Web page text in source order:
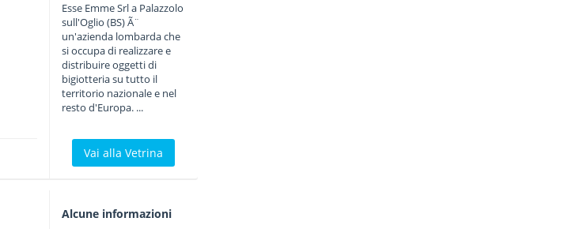
Esse Emme Srl a Palazzolo
sull'Oglio (BS) Ã¨
un'azienda lombarda che
si occupa di realizzare e
distribuire oggetti di
bigiotteria su tutto il
territorio nazionale e nel
resto d'Europa. ...
Vai alla Vetrina
Alcune informazioni